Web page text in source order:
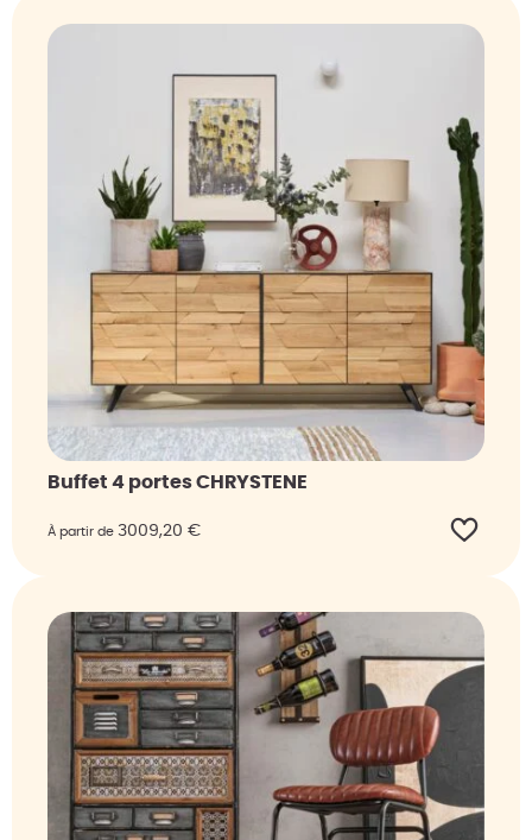
Buffet 4 portes CHRYSTENE
À partir de 3009,20 €